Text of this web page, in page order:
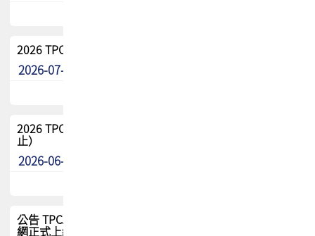
2026 TPCA中南區會員問卷暨7/31交流餐敘報名
2026-07-08
2026 TPCA健康盃保齡球聯誼賽 熱烈報名中（8/3報名截
止）
2026-06-29
公告 TPCA 台灣電路板協會官網將迎來新面貌，7/1 新官
網正式上線！